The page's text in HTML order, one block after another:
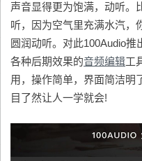
声音显得更为饱满，动听。
听，因为空气里充满水汽，
圆润动听。对此100Audio
各种后期效果的音频编辑工
用，操作简单，界面简洁明
目了然让人一学就会!